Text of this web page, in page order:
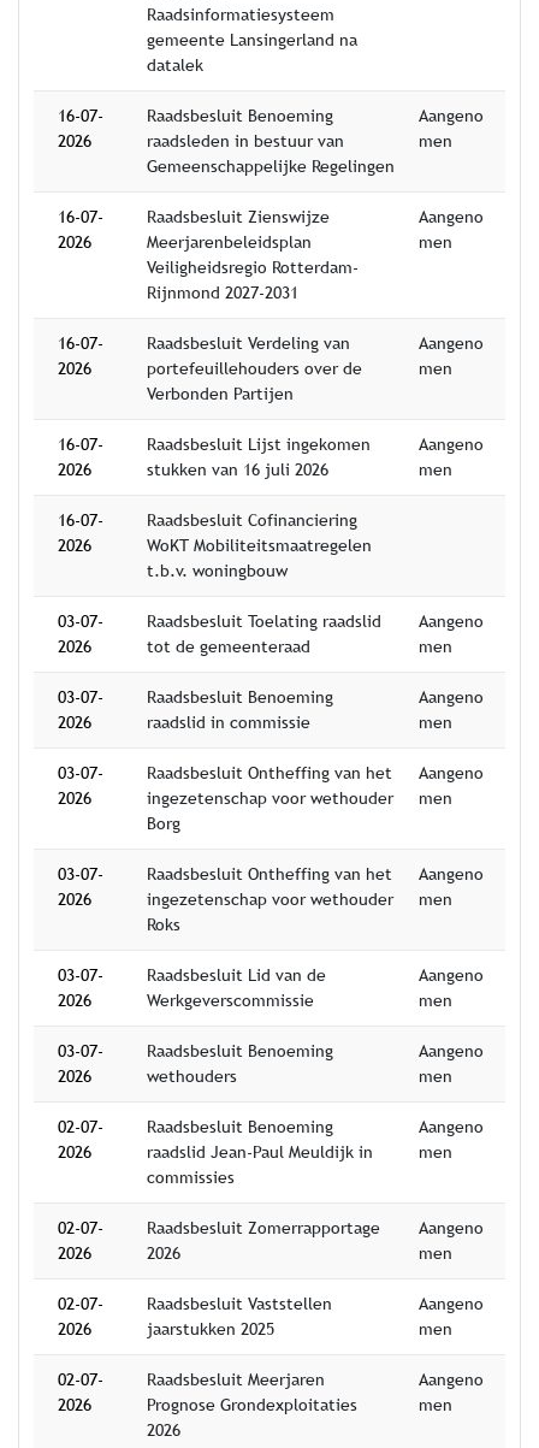
Raadsinformatiesysteem
gemeente Lansingerland na
datalek
16-07-
2026
Raadsbesluit Benoeming
raadsleden in bestuur van
Gemeenschappelijke Regelingen
Aangeno
men
16-07-
2026
Raadsbesluit Zienswijze
Meerjarenbeleidsplan
Veiligheidsregio Rotterdam-
Rijnmond 2027-2031
Aangeno
men
16-07-
2026
Raadsbesluit Verdeling van
portefeuillehouders over de
Verbonden Partijen
Aangeno
men
16-07-
2026
Raadsbesluit Lijst ingekomen
stukken van 16 juli 2026
Aangeno
men
16-07-
2026
Raadsbesluit Cofinanciering
WoKT Mobiliteitsmaatregelen
t.b.v. woningbouw
03-07-
2026
Raadsbesluit Toelating raadslid
tot de gemeenteraad
Aangeno
men
03-07-
2026
Raadsbesluit Benoeming
raadslid in commissie
Aangeno
men
03-07-
2026
Raadsbesluit Ontheffing van het
ingezetenschap voor wethouder
Borg
Aangeno
men
03-07-
2026
Raadsbesluit Ontheffing van het
ingezetenschap voor wethouder
Roks
Aangeno
men
03-07-
2026
Raadsbesluit Lid van de
Werkgeverscommissie
Aangeno
men
03-07-
2026
Raadsbesluit Benoeming
wethouders
Aangeno
men
02-07-
2026
Raadsbesluit Benoeming
raadslid Jean-Paul Meuldijk in
commissies
Aangeno
men
02-07-
2026
Raadsbesluit Zomerrapportage
2026
Aangeno
men
02-07-
2026
Raadsbesluit Vaststellen
jaarstukken 2025
Aangeno
men
02-07-
2026
Raadsbesluit Meerjaren
Prognose Grondexploitaties
2026
Aangeno
men